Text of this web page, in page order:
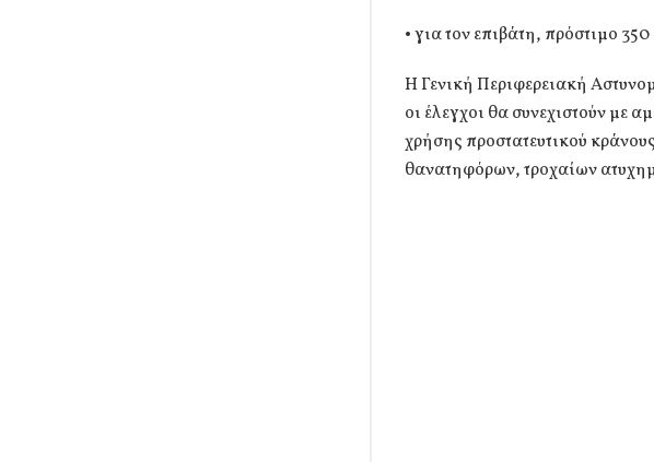
• για τον επιβάτη, πρόστιμο
Η Γενική Περιφερειακή
οι έλεγχοι θα συνεχιστούν με
χρήσης προστατευτικού
θανατηφόρων, τροχαίων